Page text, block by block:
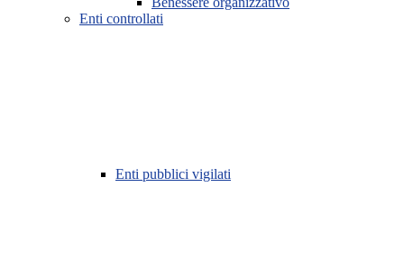
Enti controllati
Enti pubblici vigilati